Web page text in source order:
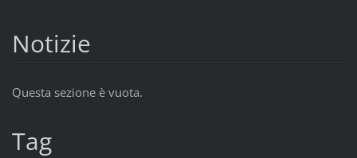
Notizie
Questa sezione è vuota.
Tag